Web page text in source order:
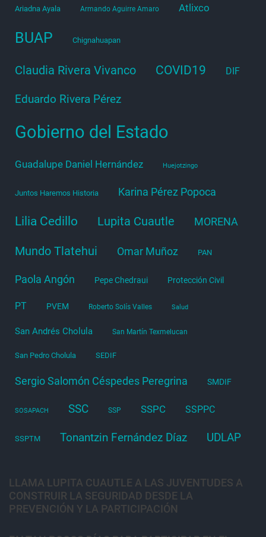
Ariadna Ayala Armando Aguirre Amaro Atlixco
BUAP Chignahuapan
Claudia Rivera Vivanco COVID19 DIF
Eduardo Rivera Pérez
Gobierno del Estado
Guadalupe Daniel Hernández Huejotzingo
Juntos Haremos Historia Karina Pérez Popoca
Lilia Cedillo Lupita Cuautle MORENA
Mundo Tlatehui Omar Muñoz PAN
Paola Angón Pepe Chedraui Protección Civil
PT PVEM Roberto Solís Valles Salud
San Andrés Cholula San Martín Texmelucan
San Pedro Cholula SEDIF
Sergio Salomón Céspedes Peregrina SMDIF
SOSAPACH SSC SSP SSPC SSPPC
SSPTM Tonantzin Fernández Díaz UDLAP
LLAMA LUPITA CUAUTLE A LAS JUVENTUDES A
CONSTRUIR LA SEGURIDAD DESDE LA
PREVENCIÓN Y LA PARTICIPACIÓN